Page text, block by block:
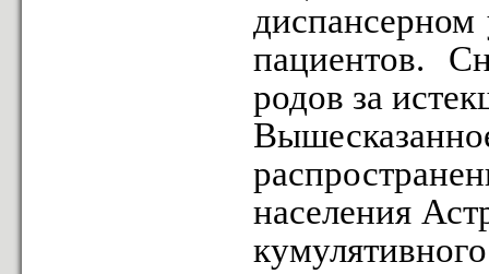
пациентов.
родов за
населения